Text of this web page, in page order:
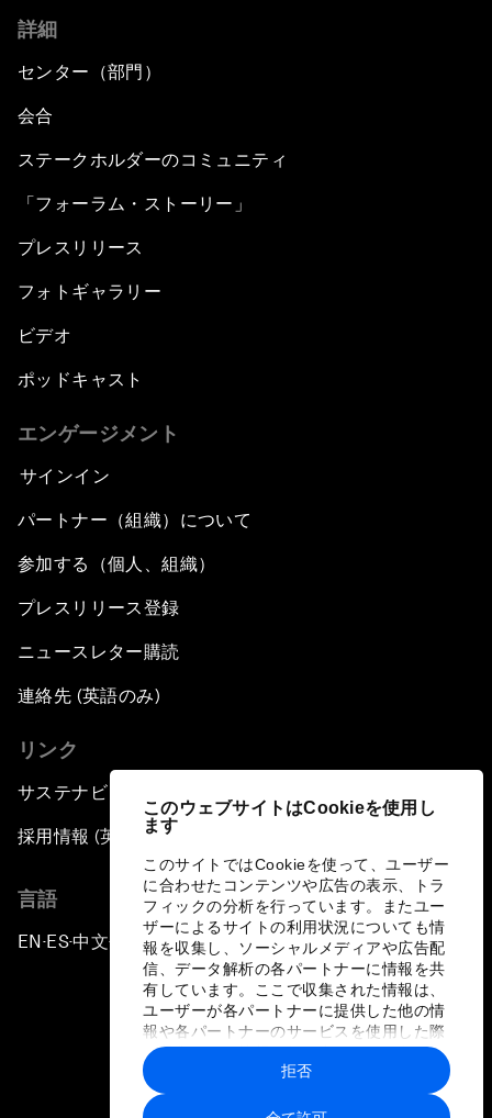
このウェブサイトはCookieを使用し
ます
このサイトではCookieを使って、ユーザー
に合わせたコンテンツや広告の表示、トラ
フィックの分析を行っています。またユー
ザーによるサイトの利用状況についても情
報を収集し、ソーシャルメディアや広告配
信、データ解析の各パートナーに情報を共
有しています。ここで収集された情報は、
ユーザーが各パートナーに提供した他の情
報や各パートナーのサービスを使用した際
に収集された情報と組み合わされ、各パー
トナーによって使用されることがありま
す。
拒否
詳細
センター（部門）
会合
ステークホルダーのコミュニティ
「フォーラム・ストーリー」
プレスリリース
フォトギャラリー
ビデオ
ポッドキャスト
エンゲージメント
サインイン
パートナー（組織）について
参加する（個人、組織）
プレスリリース登録
ニュースレター購読
連絡先 (英語のみ)
リンク
サステナビリティへの取り組み
採用情報 (英語のみ)
言語
EN ▪ ES▪中文▪ 日本語
プライバシーポリシーと利用規約